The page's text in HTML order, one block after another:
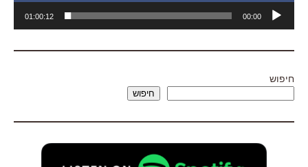
אודיו
00:00
01:00:12
חיפוש
חיפוש